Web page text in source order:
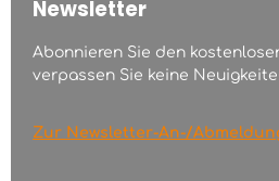
Newsletter
Abonnieren Sie den
verpassen Sie keine
Zur Newsletter-An-/